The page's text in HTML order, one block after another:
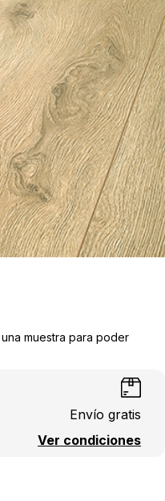
muestra para poder
Envío gratis
Ver condiciones